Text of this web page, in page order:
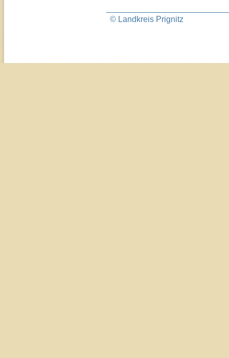
© Landkreis Prignitz